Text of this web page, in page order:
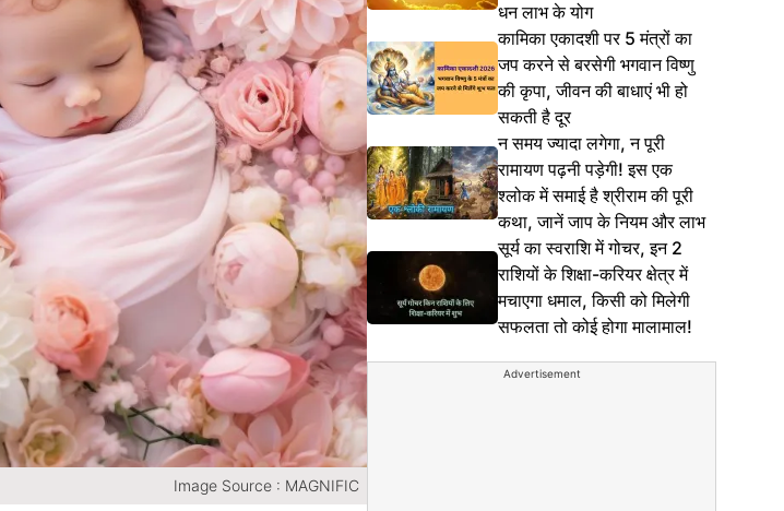
Image Source : MAGNIFIC
धन लाभ के योग
कामिका एकादशी पर 5 मंत्रों का
जप करने से बरसेगी भगवान विष्णु
की कृपा, जीवन की बाधाएं भी हो
सकती है दूर
न समय ज्यादा लगेगा, न पूरी
रामायण पढ़नी पड़ेगी! इस एक
श्लोक में समाई है श्रीराम की पूरी
कथा, जानें जाप के नियम और लाभ
सूर्य का स्वराशि में गोचर, इन 2
राशियों के शिक्षा-करियर क्षेत्र में
मचाएगा धमाल, किसी को मिलेगी
सफलता तो कोई होगा मालामाल!
Advertisement